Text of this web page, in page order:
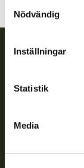
Nödvändig
Inställningar
Statistik
Media
Finlands
verkställs och